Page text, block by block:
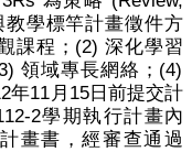
教學標竿計畫徵件方
課程； (2)深化學習
領域專長網絡； (4)
年11 月 15日前提交計
2學期執行計畫內
畫書，經審查通過